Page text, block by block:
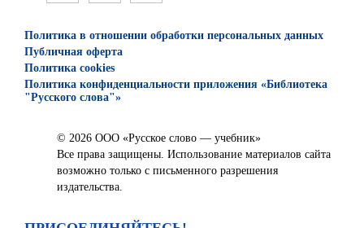
Политика в отношении обработки персональных данных
Публичная оферта
Политика cookies
Политика конфиденциальности приложения «Библиотека
"Русского слова"»
© 2026 ООО «Русское слово — учебник»
Все права защищены. Использование материалов сайта
возможно только с письменного разрешения
издательства.